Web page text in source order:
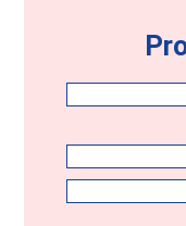
Nachname
Vorname